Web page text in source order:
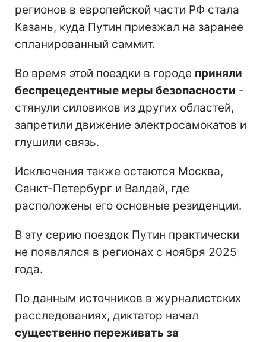
регионов в европейской части РФ стала
Казань, куда Путин приезжал на заранее
спланированный саммит.
Во время этой поездки в городе приняли
беспрецедентные меры безопасности -
стянули силовиков из других областей,
запретили движение электросамокатов и
глушили связь.
Исключения также остаются Москва,
Санкт-Петербург и Валдай, где
расположены его основные резиденции.
В эту серию поездок Путин практически
не появлялся в регионах с ноября 2025
года.
По данным источников в журналистских
расследованиях, диктатор начал
существенно переживать за